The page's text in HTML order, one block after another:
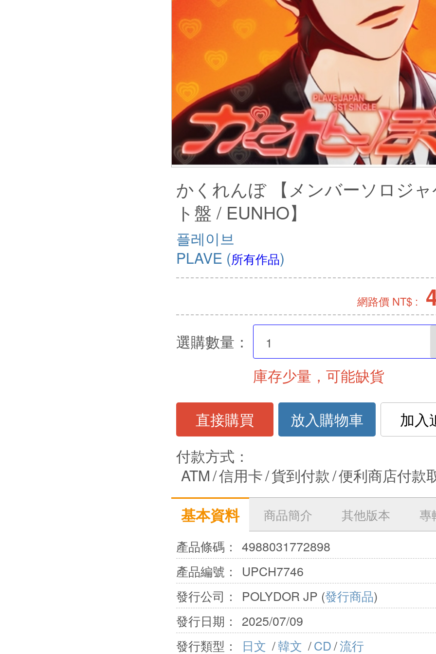
かくれんぼ 【メンバーソロジ
ト盤 / EUNHO】
플레이브
PLAVE (所有作品)
網路價 NT$ :
選購數量：
庫存少量，可能缺貨
直接購買 放入購物車
加入
付款方式：
ATM/信用卡/貨到付款/便利商店付款
基本資料
商品簡介 其他版本
專
產品條碼： 4988031772898
產品編號：
UPCH7746
發行公司：
POLYDOR JP (發行商品)
發行日期：
2025/07/09
發行類型：
日文 /韓文 /CD/流行